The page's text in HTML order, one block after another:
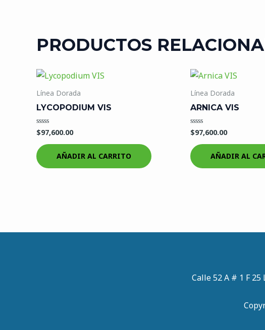
PRODUCTOS
Línea Dorada
LYCOPODIUM VIS
Valorado
en
de
5
$97,600.00
AÑADIR AL CARRITO
Línea Dorada
ARNICA VIS
Valorado
en
de
5
$97,600.00
AÑADIR AL
Calle 52 A # 1 F